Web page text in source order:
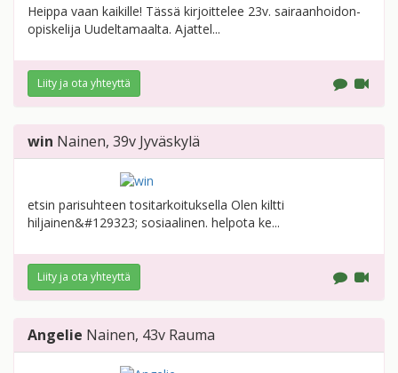
Heippa vaan kaikille! Tässä kirjoittelee 23v. sairaanhoidon-
opiskelija Uudeltamaalta. Ajattel...
Liity ja ota yhteyttä
win Nainen, 39v Jyväskylä
etsin parisuhteen tositarkoituksella Olen kiltti
hiljainen&#129323; sosiaalinen. helpota ke...
Liity ja ota yhteyttä
Angelie Nainen, 43v Rauma